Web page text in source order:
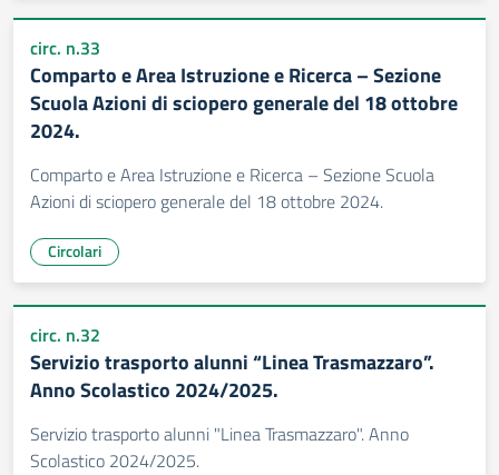
circ. n.33
Comparto e Area Istruzione e Ricerca – Sezione
Scuola Azioni di sciopero generale del 18 ottobre
2024.
Comparto e Area Istruzione e Ricerca – Sezione Scuola
Azioni di sciopero generale del 18 ottobre 2024.
Circolari
circ. n.32
Servizio trasporto alunni “Linea Trasmazzaro”.
Anno Scolastico 2024/2025.
Servizio trasporto alunni "Linea Trasmazzaro". Anno
Scolastico 2024/2025.